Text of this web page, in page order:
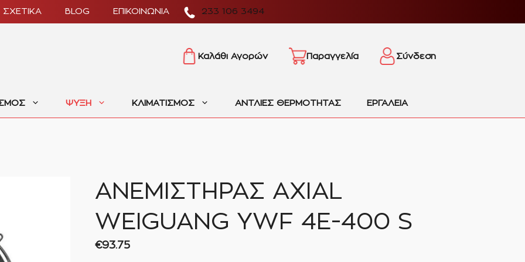
233 106 3494
ΣΧΕΤΙΚΑ BLOG ΕΠΙΚΟΙΝΩΝΙΑ
Καλάθι Αγορών Παραγγελία Σύνδεση
ΨΥΞΗ ΚΛΙΜΑΤΙΣΜΟΣ ΑΝΤΛΙΕΣ ΘΕΡΜΟΤΗΤΑΣ ΕΡΓΑΛΕΙΑ
ΑΝΕΜΙΣΤΗΡΑΣ AXIAL
WEIGUANG YWF 4E-400 S
€93.75